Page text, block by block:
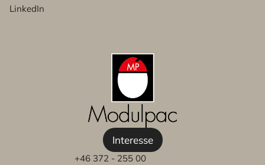
LinkedIn
Interesse
+46 372 - 255 00